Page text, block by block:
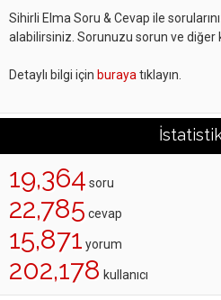
Sihirli Elma Soru & Cevap ile
alabilirsiniz. Sorunuzu sorun ve diğer
Detaylı bilgi için buraya tıklayın.
19,364 soru
22,785 cevap
15,871 yorum
202,178 kullanıcı